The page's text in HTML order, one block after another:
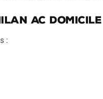
AC domicile
: